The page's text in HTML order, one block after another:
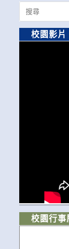
Search
for:
校園影片
校園行事